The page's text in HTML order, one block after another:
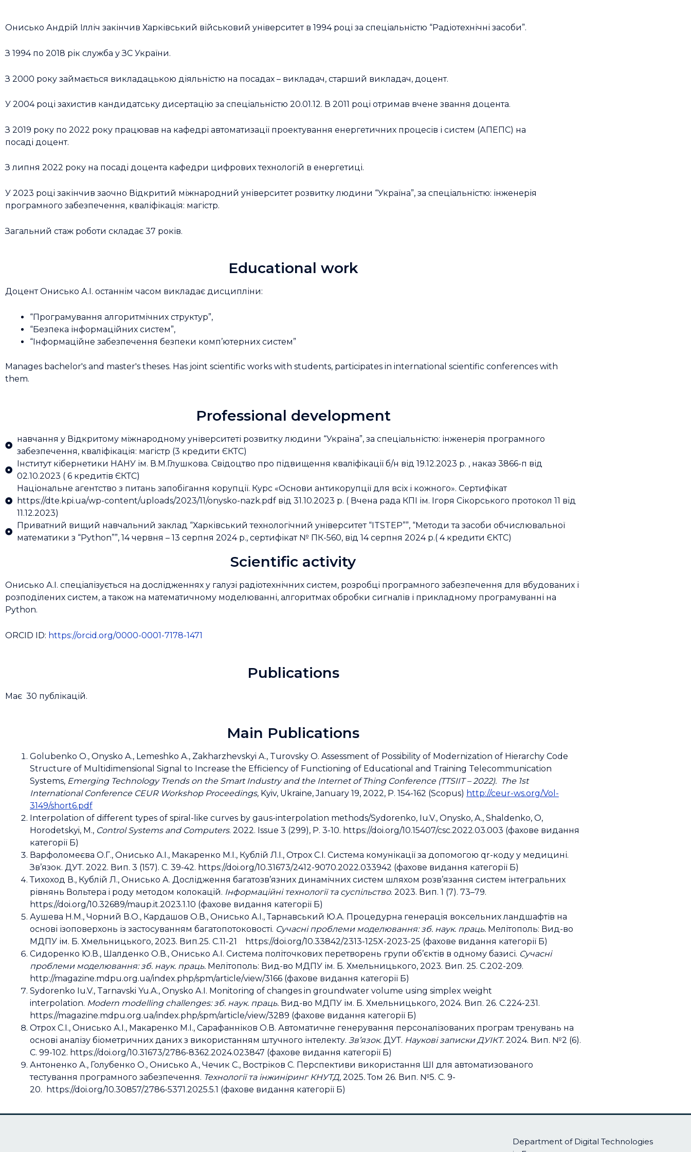
Онисько Андрій Ілліч закінчив Харківський військовий університет в 1994 році за спеціальністю “Радіотехнічні засоби”.
З 1994 по 2018 рік служба у ЗС України.
З 2000 року займається викладацькою діяльністю на посадах – викладач, старший викладач, доцент.
У 2004 році захистив кандидатську дисертацію за спеціальністю 20.01.12. В 2011 році отримав вчене звання доцента.
З 2019 року по 2022 року працював на кафедрі автоматизації проектування енергетичних процесів і систем (АПЕПС) на
посаді доцент.
З липня 2022 року на посаді доцента кафедри цифрових технологій в енергетиці.
У 2023 році закінчив заочно Відкритий міжнародний університет розвитку людини “Україна”, за спеціальністю: інженерія
програмного забезпечення, кваліфікація: магістр.
Загальний стаж роботи складає 37 років.
Educational work
Доцент Онисько А.І. останнім часом викладає дисципліни:
“Програмування алгоритмічних структур”,
“Безпека інформаційних систем”,
“Інформаційне забезпечення безпеки комп’ютерних систем”
Manages bachelor's and master's theses. Has joint scientific works with students, participates in international scientific conferences with
them.
Professional development
навчання у Відкритому міжнародному університеті розвитку людини “Україна”, за спеціальністю: інженерія програмного
забезпечення, кваліфікація: магістр (3 кредити ЄКТС)
Інститут кібернетики НАНУ ім. В.М.Глушкова. Свідоцтво про підвищення кваліфікації б/н від 19.12.2023 р. , наказ 3866-п від
02.10.2023 ( 6 кредитів ЄКТС)
Національне агентство з питань запобігання корупції. Курс «Основи антикорупції для всіх і кожного». Сертифікат
https://dte.kpi.ua/wp-content/uploads/2023/11/onysko-nazk.pdf від 31.10.2023 р. ( Вчена рада КПІ ім. Ігоря Сікорського протокол 11 від
11.12.2023)
Приватний вищий навчальний заклад “Харківський технологічний університет “ITSTEP””, “Методи та засоби обчислювальної
математики з “Python””, 14 червня – 13 серпня 2024 р., сертифікат № ПК-560, від 14 серпня 2024 р.( 4 кредити ЄКТС)
Scientific activity
Онисько А.І. спеціалізується на дослідженнях у галузі радіотехнічних систем, розробці програмного забезпечення для вбудованих і
розподілених систем, а також на математичному моделюванні, алгоритмах обробки сигналів і прикладному програмуванні на
Python.
ORCID ID: https://orcid.org/0000-0001-7178-1471
Publications
Має 30 публікацій.
Main Publications
Golubenko O., Onysko A., Lemeshko A., Zakharzhevskyi A., Turovsky O. Assessment of Possibility of Modernization of Hierarchy Code
Structure of Multidimensional Signal to Increase the Efficiency of Functioning of Educational and Training Telecommunication
Systems, Emerging Technology Trends on the Smart Industry and the Internet of Thing Conference (TTSIIT – 2022). The 1st
International Conference CEUR Workshop Proceedings, Kyiv, Ukraine, January 19, 2022, P. 154-162 (Scopus) http://ceur-ws.org/Vol-
3149/short6.pdf
Interpolation of different types of spiral-like curves by gaus-interpolation methods/Sydorenko, Iu.V., Onysko, A., Shaldenko, O,
Horodetskyi, M., Control Systems and Computers. 2022. Issue 3 (299), Р. 3-10. https://doi.org/10.15407/csc.2022.03.003 (фахове видання
категорії Б)
Варфоломеєва О.Г., Онисько А.І., Макаренко М.І., Кублій Л.І., Отрох С.І. Система комунікації за допомогою qr-коду у медицині.
Зв’язок. ДУТ. 2022. Вип. 3 (157). С. 39-42. https://doi.org/10.31673/2412-9070.2022.033942 (фахове видання категорії Б)
Тихоход В., Кублій Л., Онисько А. Дослідження багатозв’язних динамічних систем шляхом розв’язання систем інтегральних
рівнянь Вольтера i роду методом колокацій. Інформаційні технології та суспільство. 2023. Вип. 1 (7). 73–79.
https://doi.org/10.32689/maup.it.2023.1.10 (фахове видання категорії Б)
Аушева Н.М., Чорний В.О., Кардашов О.В., Онисько А.І., Тарнавський Ю.А. Процедурна генерація воксельних ландшафтів на
основі ізоповерхонь із застосуванням багатопотоковості. Сучасні проблеми моделювання: зб. наук. праць. Мелітополь: Вид-во
МДПУ ім. Б. Хмельницького, 2023. Вип.25. С.11-21 https://doi.org/10.33842/2313-125X-2023-25 (фахове видання категорії Б)
Сидоренко Ю.В., Шалденко О.В., Онисько А.І. Система політочкових перетворень групи об’єктів в одному базисі. Сучасні
проблеми моделювання: зб. наук. праць. Мелітополь: Вид-во МДПУ ім. Б. Хмельницького, 2023. Вип. 25. С.202-209.
http://magazine.mdpu.org.ua/index.php/spm/article/view/3166 (фахове видання категорії Б)
Sydorenko Iu.V., Tarnavski Yu.А., Onysko A.I. Monitoring of changes in groundwater volume using simplex weight
interpolation. Modern modelling challenges: зб. наук. праць. Вид-во МДПУ ім. Б. Хмельницького, 2024. Вип. 26. С.224-231.
https://magazine.mdpu.org.ua/index.php/spm/article/view/3289 (фахове видання категорії Б)
Отрох С.І., Онисько А.І., Макаренко М.І., Сарафанніков О.В. Автоматичне генерування персоналізованих програм тренувань на
основі аналізу біометричних даних з використанням штучного інтелекту. Зв’язок. ДУТ. Наукові записки ДУІКТ. 2024. Вип. №2 (6).
С. 99-102. https://doi.org/10.31673/2786-8362.2024.023847 (фахове видання категорії Б)
Антоненко А., Голубенко О., Онисько А., Чечик С., Востріков С. Перспективи використання ШІ для автоматизованого
тестування програмного забезпечення. Технології та інжинірингКНУТД, 2025.Том 26. Вип. №5. С. 9-
20.
https://doi.org/10.30857/2786-5371.2025.5.1 (фахове видання категорії Б)
Department of Digital Technologies